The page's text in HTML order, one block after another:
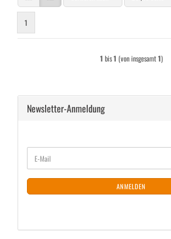
1
1 bis1 (von insgesamt1)
Newsletter-Anmeldung
ZUR
NEWSLETTER-
ANMELDUNG
E-
Mail
ANMELDEN